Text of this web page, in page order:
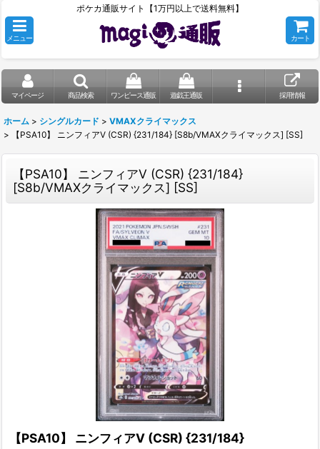
ポケカ通販サイト【1万円以上で送料無料】
メニュー カート
マイページ 商品検索 ワンピース通販 遊戯王通販 採用情報
ホーム > シングルカード > VMAXクライマックス
>
【PSA10】 ニンフィアV (CSR) {231/184} [S8b/VMAXクライマックス] [SS]
【PSA10】 ニンフィアV (CSR) {231/184}
[S8b/VMAXクライマックス] [SS]
【PSA10】 ニンフィアV (CSR) {231/184}